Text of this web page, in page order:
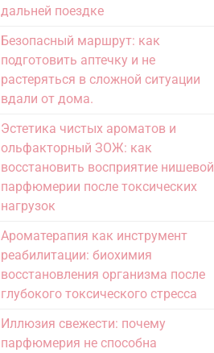
дальней поездке
Безопасный маршрут: как
подготовить аптечку и не
растеряться в сложной ситуации
вдали от дома.
Эстетика чистых ароматов и
ольфакторный ЗОЖ: как
восстановить восприятие нишевой
парфюмерии после токсических
нагрузок
Ароматерапия как инструмент
реабилитации: биохимия
восстановления организма после
глубокого токсического стресса
Иллюзия свежести: почему
парфюмерия не способна